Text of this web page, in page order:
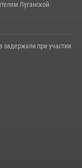
Луганской
при участии